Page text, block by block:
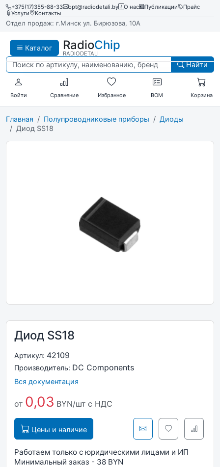
+375(17)355-88-33 opt@radiodetali.by О нас Публикации
Прайс
Услуги
Контакты
Отдел продаж: г.Минск ул. Бирюзова, 10А
Каталог RadioChip
RADIODETALI
Найти
Войти Сравнение Избранное BOM Корзина
Главная Полупроводниковые приборы
Диоды
Диод SS18
Диод SS18
Артикул: 42109
Производитель: DC Components
Вся документация
от 0,03 BYN/шт с НДС
Цены и наличие
Работаем только с юридическими лицами и ИП
Минимальный заказ - 38 BYN